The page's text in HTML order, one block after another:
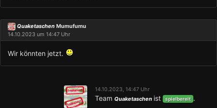
Quaketaschen Mumufumu
14.10.2023 um 14:47 Uhr
Wir könnten jetzt.
14.10.2023, 14:47 Uhr
Team Quaketaschen ist spielbereit .